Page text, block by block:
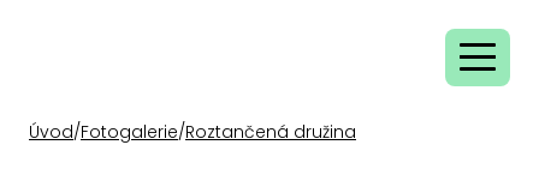
Úvod/Fotogalerie/Roztančená družina